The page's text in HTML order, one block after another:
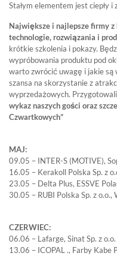
Stałym elementem jest ciepły
Największe i najlepsze firmy
technologie, rozwiązania i
krótkie szkolenia i pokazy.
wypróbowania produktu pod
warto zwrócić uwagę i jakie są
szansa na skorzystanie z
wyprzedażowych.
wykaz naszych gości oraz
Czwartkowych”
MAJ:
09.05 – INTER-S (MOTIVE),
16.05 – Kerakoll Polska Sp. z
23.05 – Delta Plus, ESSVE
30.05 – RUBI Polska Sp. z o.o.,
CZERWIEC:
06.06 – Lafarge, Sinat Sp. z o.o.
13.06 – ICOPAL ., Farby Kabe